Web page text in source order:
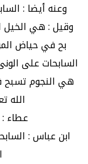
وعنه أيضا :
وقيل : هي الخيل
بح في حياض
السابحات على
هي النجوم تسبح
الله
عطاء
ابن عباس :